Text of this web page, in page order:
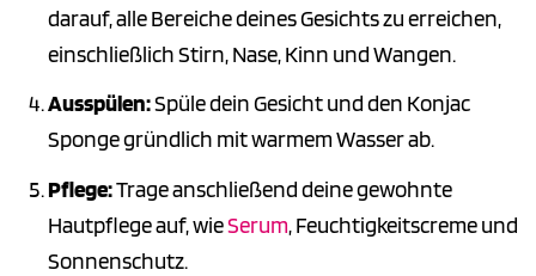
darauf, alle Bereiche deines Gesichts zu erreichen,
einschließlich Stirn, Nase, Kinn und Wangen.
Ausspülen:Spüle dein Gesicht und den Konjac
Sponge gründlich mit warmem Wasser ab.
Pflege:Trage anschließend deine gewohnte
Hautpflege auf, wieSerum, Feuchtigkeitscreme und
Sonnenschutz.